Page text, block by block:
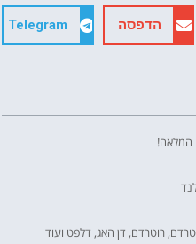
הדפסה Telegram
רוטרדם, דן האג, דלפט ועוד